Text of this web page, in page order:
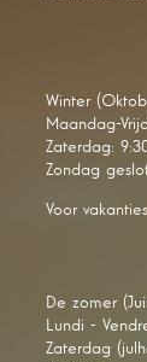
Winter
Maandag-
Zaterdag:
Zondag
Voor
De zomer
Lundi -
Zaterdag